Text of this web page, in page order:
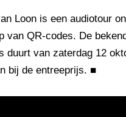
Loon is een audiotour
QR-codes. De
duurt van zaterdag 12
bij de entreeprijs. ■